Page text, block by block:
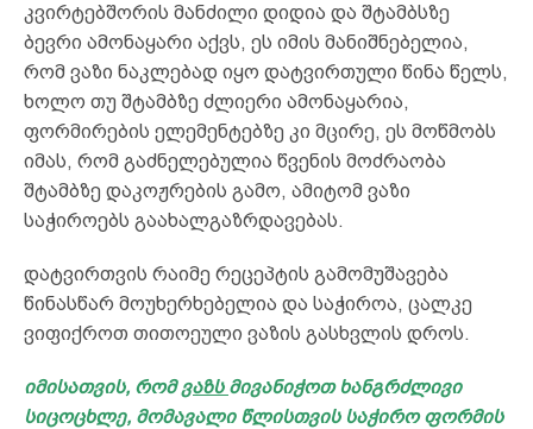
კვირტებშორის მანძილი დიდია და შტამბსზე
ბევრი ამონაყარი აქვს, ეს იმის მანიშნებელია,
რომ ვაზი ნაკლებად იყო დატვირთული წინა წელს,
ხოლო თუ შტამბზე ძლიერი ამონაყარია,
ფორმირების ელემენტებზე კი მცირე, ეს მოწმობს
იმას, რომ გაძნელებულია წვენის მოძრაობა
შტამბზე დაკოჟრების გამო, ამიტომ ვაზი
საჭიროებს გაახალგაზრდავებას.
დატვირთვის რაიმე რეცეპტის გამომუშავება
წინასწარ მოუხერხებელია და საჭიროა, ცალკე
ვიფიქროთ თითოეული ვაზის გასხვლის დროს.
იმისათვის, რომვაზს მივანიჭოთ ხანგრძლივი
სიცოცხლე, მომავალი წლისთვის საჭირო ფორმის